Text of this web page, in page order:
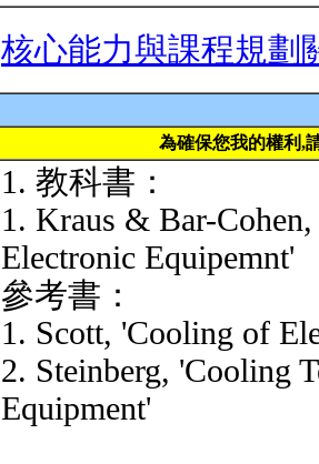
核心能力與課程規劃
為確保您我的權利,
1. 教科書：
1. Kraus & Bar-
Electronic Equipemnt'
參考書：
1. Scott, 'Cooling of
2. Steinberg, 'Cooling
Equipment'